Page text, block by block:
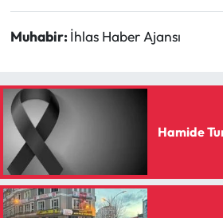
Muhabir: İhlas Haber Ajansı
Hamide